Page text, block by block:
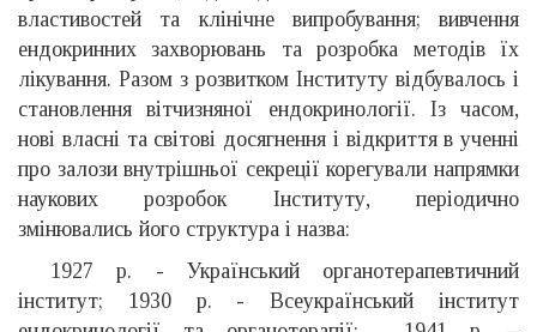
властивостей та клінічне випробування; вивчення
ендокринних захворювань та розробка методів їх
лікування. Разом з розвитком Інституту відбувалось і
становлення вітчизняної ендокринології. Із часом,
нові власні та світові досягнення і відкриття в ученні
про залози внутрішньої секреції корегували напрямки
наукових розробок Інституту, періодично
змінювались його структура і назва:
1927 р. - Український органотерапевтичний
інститут; 1930 р. - Всеукраїнський інститут